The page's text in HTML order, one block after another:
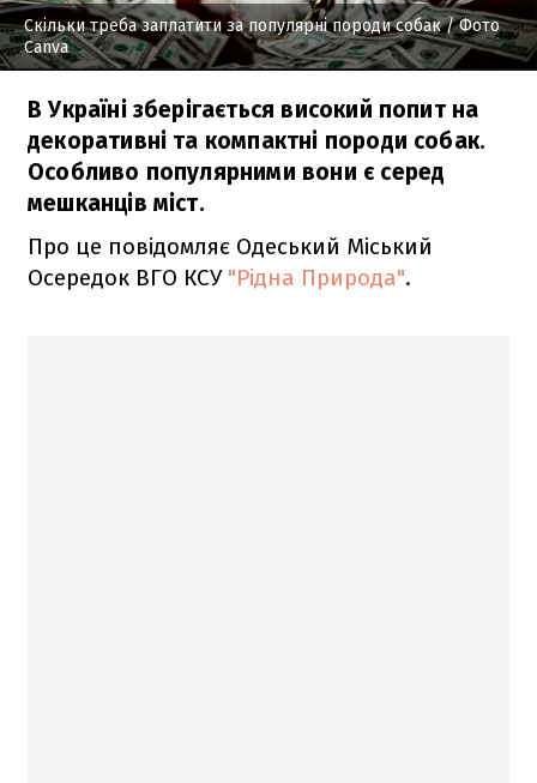
Скільки треба заплатити за популярні породи собак/ Фото
Canva
В Україні зберігається високий попит на
декоративні та компактні породи собак.
Особливо популярними вони є серед
мешканців міст.
Про це повідомляє Одеський Міський
Осередок ВГО КСУ "Рідна Природа".